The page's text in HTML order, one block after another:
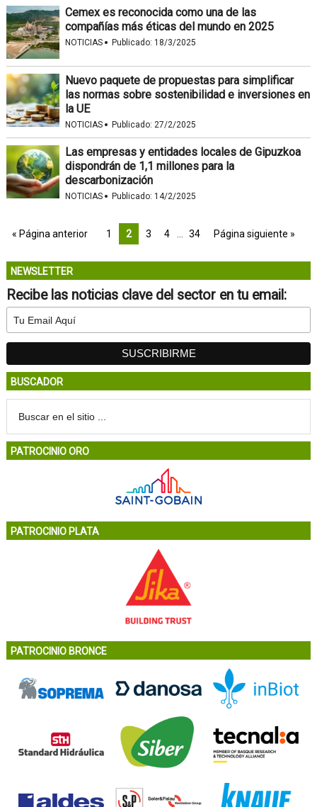
Cemex es reconocida como una de las
compañías más éticas del mundo en 2025
NOTICIAS · Publicado: 18/3/2025
Nuevo paquete de propuestas para simplificar
las normas sobre sostenibilidad e inversiones en
la UE
NOTICIAS · Publicado: 27/2/2025
Las empresas y entidades locales de Gipuzkoa
dispondrán de 1,1 millones para la
descarbonización
NOTICIAS · Publicado: 14/2/2025
« Página anterior 1 2 3 4 34 Página siguiente »
NEWSLETTER
Recibe las noticias clave del sector en tu email:
BUSCADOR
PATROCINIO ORO
PATROCINIO PLATA
PATROCINIO BRONCE